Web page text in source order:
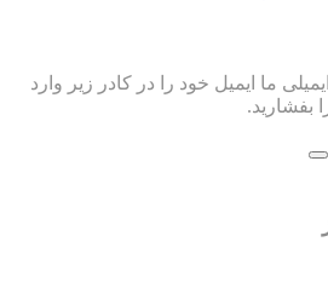
ما ایمیل خود را در کادر زیر وارد